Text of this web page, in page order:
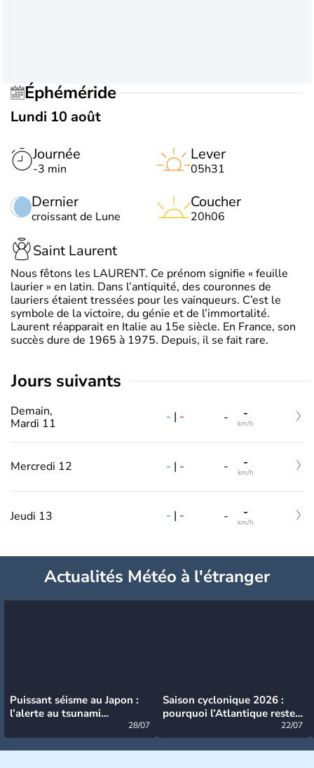
Éphéméride
Lundi 10 août
Journée
-3 min
Dernier
croissant de Lune
Lever
05h31
Coucher
20h06
Saint Laurent
Nous fêtons les LAURENT. Ce prénom signifie « feuille
laurier » en latin. Dans l’antiquité, des couronnes de
lauriers étaient tressées pour les vainqueurs. C’est le
symbole de la victoire, du génie et de l’immortalité.
Laurent réapparait en Italie au 15e siècle. En France, son
succès dure de 1965 à 1975. Depuis, il se fait rare.
jours suivants
Demain,
Mardi 11
- | - - -
km/h
Mercredi 12 - | - - -
km/h
Jeudi 13 - | - - -
km/h
Actualités Météo à l'étranger
Puissant séisme au Japon :
l’alerte au tsunami
28/07
Saison cyclonique 2026 :
pourquoi l’Atlantique reste
22/07